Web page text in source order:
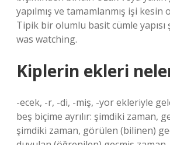
yapılmış ve tamamlanmış işi kesin
Tipik bir olumlu basit cümle yapısı
was watching.
Kiplerin ekleri
-ecek, -r, -di, -miş, -yor ekleriyle
beş biçime ayrılır: şimdiki zaman,
şimdiki zaman, görülen (bilinen)